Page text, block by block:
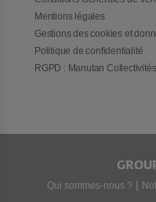
Mentions légales
Gestions des cookies et
Politique de confidentialité
RGPD : Manutan
Qui sommes-nous ? |